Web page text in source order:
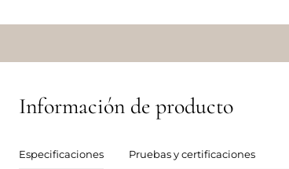
Información de producto
Especificaciones Pruebas y certificaciones